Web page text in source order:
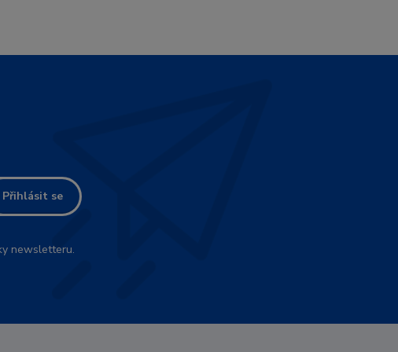
Přihlásit se
newsletteru.